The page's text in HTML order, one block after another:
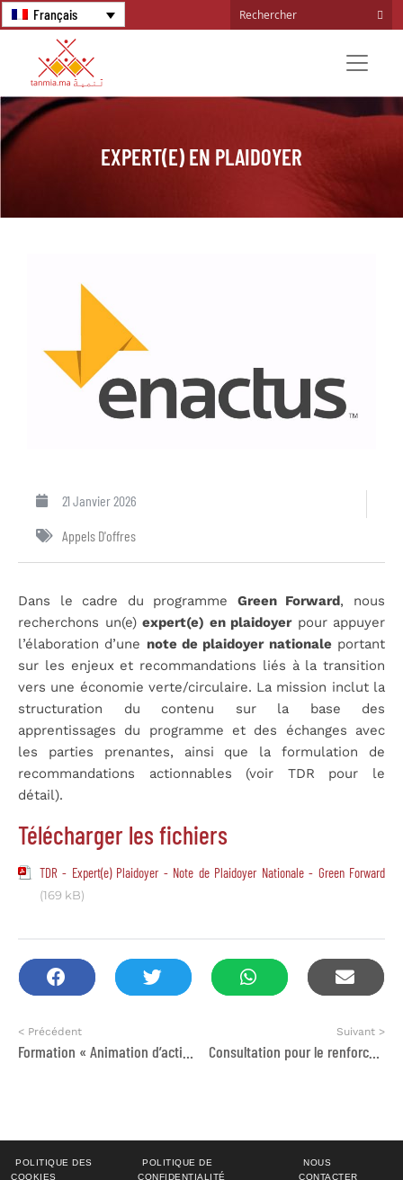
Français
EXPERT(E) EN PLAIDOYER
21 Janvier 2026
Appels D'offres
Dans le cadre du programme Green Forward, nous
recherchons un(e) expert(e) en plaidoyerpour appuyer
l’élaboration d’une note de plaidoyer nationaleportant
sur les enjeux et recommandations liés à la transition
vers une économie verte/circulaire. La mission inclut la
structuration du contenu sur la base des
apprentissages du programme et des échanges avec
les parties prenantes, ainsi que la formulation de
recommandations actionnables (voir TDR pour le
détail).
Télécharger les fichiers
TDR - Expert(e) Plaidoyer - Note de Plaidoyer Nationale - Green Forward
(169 kB)
< Précédent Suivant >
Consultation pour le renforcement des capacités institutionnelles du RARBA
POLITIQUE DES
COOKIES
POLITIQUE DE
CONFIDENTIALITÉ
NOUS
CONTACTER